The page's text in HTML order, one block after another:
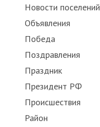
Новости поселений
Объявления
Победа
Поздравления
Праздник
Президент РФ
Происшествия
Район